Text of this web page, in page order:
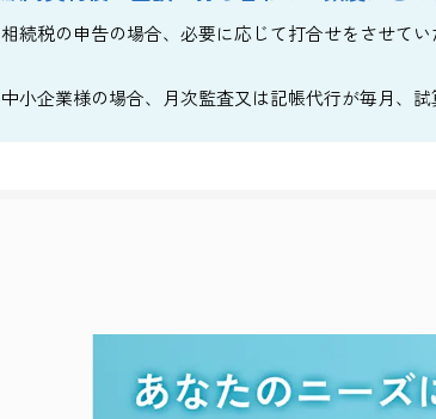
相続税の申告の場合、必要に応じて打合せをさせて
中小企業様の場合、月次監査又は記帳代行が毎月、